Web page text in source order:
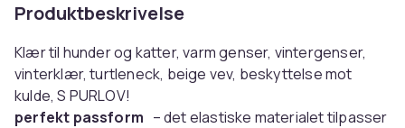
Produktbeskrivelse
Klær til hunder og katter, varm genser, vintergenser,
vinterklær, turtleneck, beige vev, beskyttelse mot
kulde, S PURLOV!
perfekt passform – det elastiske materialet tilpasser